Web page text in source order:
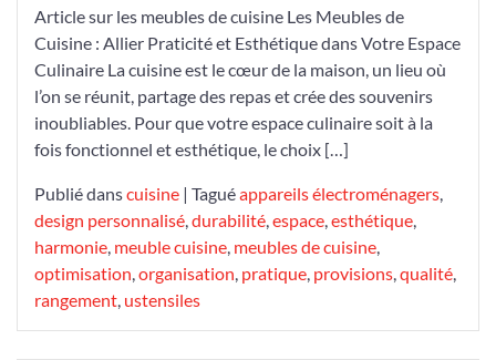
Article sur les meubles de cuisine Les Meubles de
Cuisine : Allier Praticité et Esthétique dans Votre Espace
Culinaire La cuisine est le cœur de la maison, un lieu où
l’on se réunit, partage des repas et crée des souvenirs
inoubliables. Pour que votre espace culinaire soit à la
fois fonctionnel et esthétique, le choix […]
Publié danscuisine | Taguéappareils électroménagers
design personnalisé durabilité espace esthétique
harmonie meuble cuisine meubles de cuisine
optimisation organisation pratique provisions qualité
rangement ustensiles